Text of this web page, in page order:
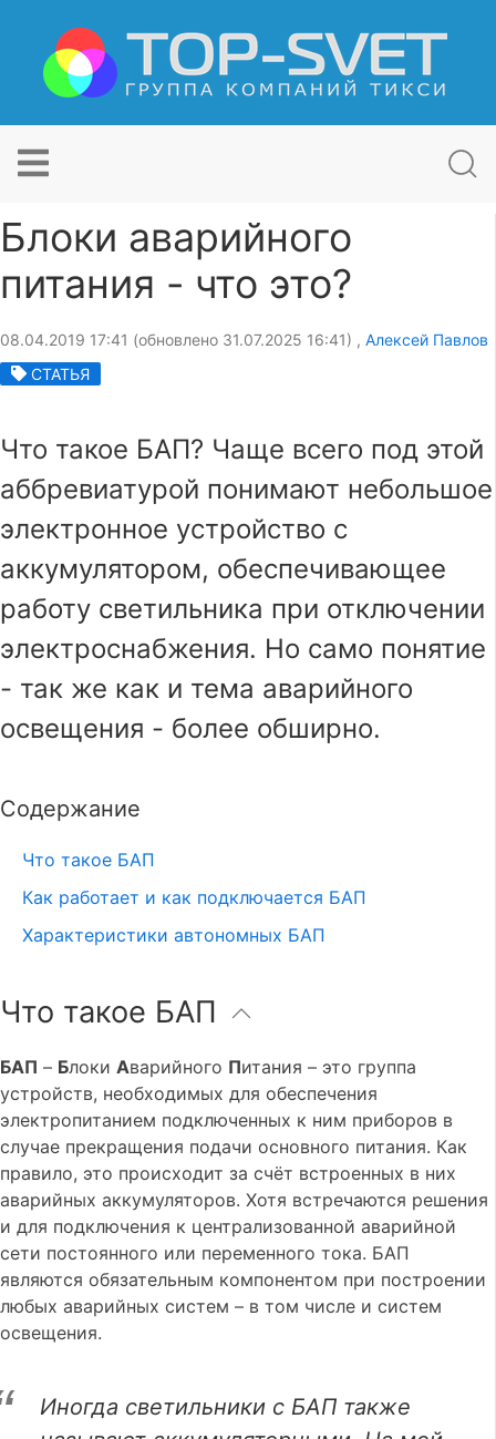
Блоки аварийного
питания - что это?
08.04.2019 17:41 (обновлено 31.07.2025 16:41) , Алексей Павлов
СТАТЬЯ
Что такое БАП? Чаще всего под этой
аббревиатурой понимают небольшое
электронное устройство с
аккумулятором, обеспечивающее
работу светильника при отключении
электроснабжения. Но само понятие
- так же как и тема аварийного
освещения - более обширно.
Содержание
Что такое БАП
Как работает и как подключается БАП
Характеристики автономных БАП
Что такое БАП
БАП – Блоки Аварийного Питания – это группа
устройств, необходимых для обеспечения
электропитанием подключенных к ним приборов в
случае прекращения подачи основного питания. Как
правило, это происходит за счёт встроенных в них
аварийных аккумуляторов. Хотя встречаются решения
и для подключения к централизованной аварийной
сети постоянного или переменного тока. БАП
являются обязательным компонентом при построении
любых аварийных систем – в том числе и систем
освещения.
Иногда светильники с БАП также